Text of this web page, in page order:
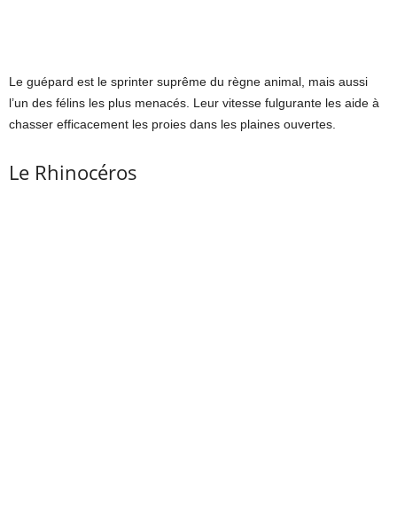
Le guépard est le sprinter suprême du règne animal, mais aussi
l’un des félins les plus menacés. Leur vitesse fulgurante les aide à
chasser efficacement les proies dans les plaines ouvertes.
Le Rhinocéros